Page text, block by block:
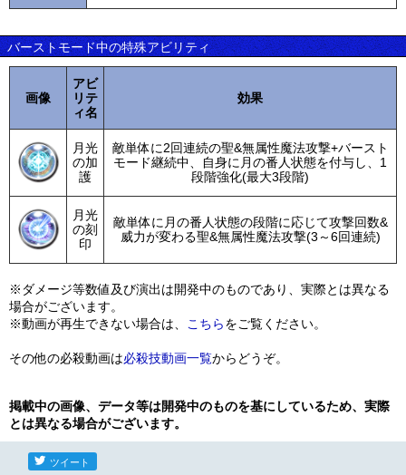
バーストモード中の特殊アビリティ
画像
アビ
リテ
ィ名
効果
月光
の加
護
敵単体に2回連続の聖&無属性魔法攻撃+バースト
モード継続中、自身に月の番人状態を付与し、1
段階強化(最大3段階)
月光
の刻
印
敵単体に月の番人状態の段階に応じて攻撃回数&
威力が変わる聖&無属性魔法攻撃(3～6回連続)
※ダメージ等数値及び演出は開発中のものであり、実際とは異なる
場合がございます。
※動画が再生できない場合は、
こちらをご覧ください。
その他の必殺動画は必殺技動画一覧からどうぞ。
掲載中の画像、データ等は開発中のものを基にしているため、実際
とは異なる場合がございます。
ツイート